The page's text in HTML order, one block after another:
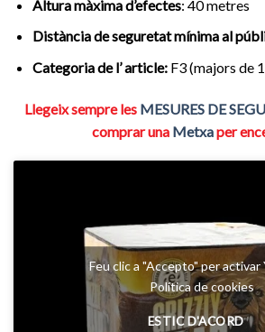
Altura màxima d’efectes: 40 metres
Distància de seguretat mínima al
Categoria de l’ article: F3 (majors de
Llegeix sempre les MESURES DE
comprar una Metxaper
Feu clic a "Accepto" per
Política de cookies
ESTIC D'ACORD